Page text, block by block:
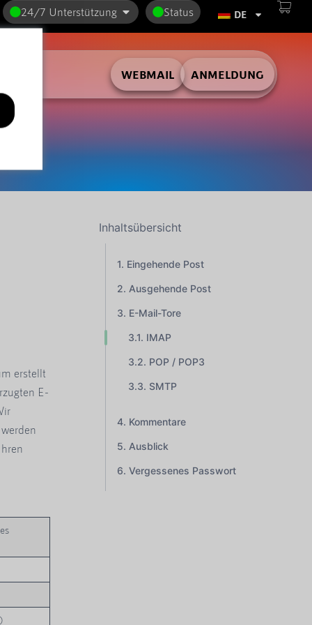
24/7 Unterstützung Status DE
WEBMAIL ANMELDUNG
erstellt
E-
Inhaltsübersicht
Eingehende Post
Ausgehende Post
E-Mail-Tore
IMAP
POP / POP3
SMTP
Kommentare
Ausblick
Vergessenes Passwort